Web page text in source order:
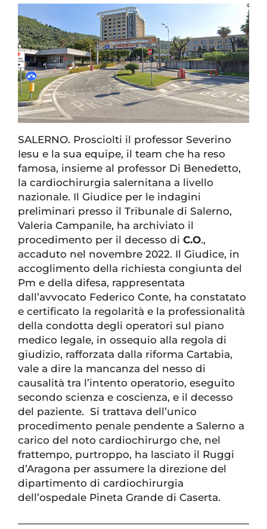
SALERNO. Prosciolti il professor Severino
Iesu e la sua equipe, il team che ha reso
famosa, insieme al professor Di Benedetto,
la cardiochirurgia salernitana a livello
nazionale. Il Giudice per le indagini
preliminari presso il Tribunale di Salerno,
Valeria Campanile, ha archiviato il
procedimento per il decesso di C.O.,
accaduto nel novembre 2022. Il Giudice, in
accoglimento della richiesta congiunta del
Pm e della difesa, rappresentata
dall’avvocato Federico Conte, ha constatato
e certificato la regolarità e la professionalità
della condotta degli operatori sul piano
medico legale, in ossequio alla regola di
giudizio, rafforzata dalla riforma Cartabia,
vale a dire la mancanza del nesso di
causalità tra l’intento operatorio, eseguito
secondo scienza e coscienza, e il decesso
del paziente. Si trattava dell’unico
procedimento penale pendente a Salerno a
carico del noto cardiochirurgo che, nel
frattempo, purtroppo, ha lasciato il Ruggi
d’Aragona per assumere la direzione del
dipartimento di cardiochirurgia
dell’ospedale Pineta Grande di Caserta.